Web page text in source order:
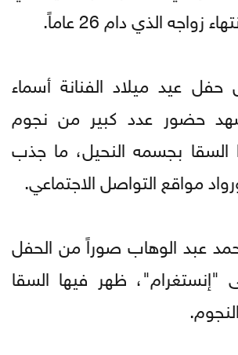
زواجه الذي دام 26 عاماً.
عيد ميلاد الفنانة أسماء
حضور عدد كبير من نجوم
السقا بجسمه النحيل، ما جذب
مواقع التواصل الاجتماعي.
عبد الوهاب صوراً من الحفل
"إنستغرام"، ظهر فيها السقا